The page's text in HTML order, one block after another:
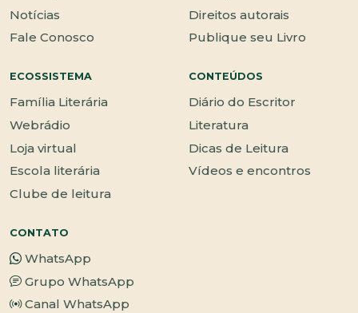
Notícias
Fale Conosco
Direitos autorais
Publique seu Livro
ECOSSISTEMA
Família Literária
Webrádio
Loja virtual
Escola literária
Clube de leitura
CONTEÚDOS
Diário do Escritor
Literatura
Dicas de Leitura
Vídeos e encontros
CONTATO
WhatsApp
Grupo WhatsApp
Canal WhatsApp